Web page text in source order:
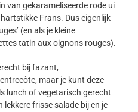
van gekarameliseerde rode ui
Frans. Dus eigenlijk
(en als je kleine
tatin aux oignons rouges).
bij fazant,
maar je kunt deze
lunch of vegetarisch gerecht
lekkere frisse salade bij en je